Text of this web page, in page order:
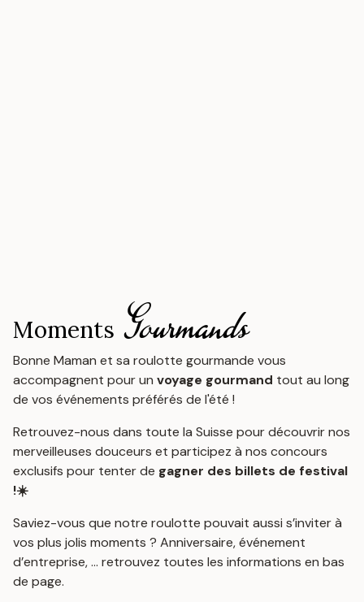
Moments Gourmands​
Bonne Maman et sa roulotte gourmande vous
accompagnent pour un voyage gourmand tout au long
de vos événements préférés de l'été !
Retrouvez-nous dans toute la Suisse pour découvrir nos
merveilleuses douceurs et participez à nos concours
exclusifs pour tenter de gagner des billets de festival
!☀️
Saviez-vous que notre roulotte pouvait aussi s’inviter à
vos plus jolis moments ? Anniversaire, événement
d’entreprise, ... retrouvez toutes les informations en bas
de page.